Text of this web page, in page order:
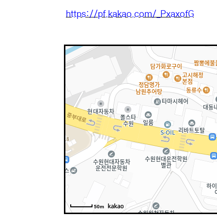
https://pf.kakao.com/_PxaxofG
50m